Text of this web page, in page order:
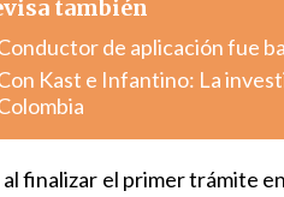
también
de aplicación fue
Kast e Infantino: La
al finalizar el primer trámite